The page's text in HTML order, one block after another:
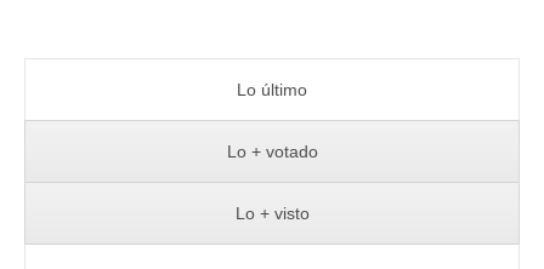
Lo último
Lo + votado
Lo + visto